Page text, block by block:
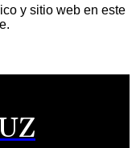
y sitio web en este